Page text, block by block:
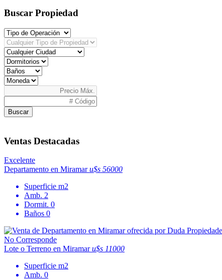
Buscar Propiedad
Buscar
Ventas Destacadas
Excelente
Departamento en Miramaru$s 56000
Superficie m2
Amb. 2
Dormit. 0
Baños 0
No Corresponde
Lote o Terreno en Miramaru$s 11000
Superficie m2
Amb. 0